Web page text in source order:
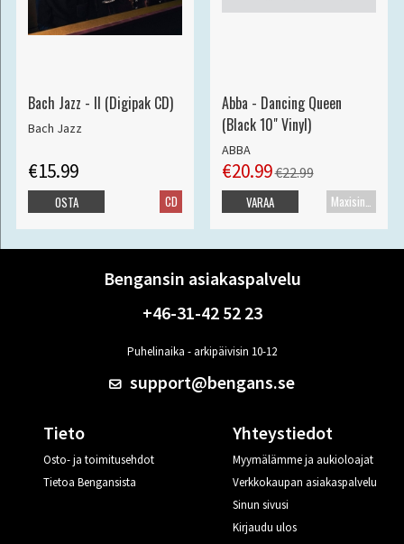
Bach Jazz - II (Digipak CD)
Bach Jazz
€15.99
CD
OSTA
Abba - Dancing Queen
(Black 10" Vinyl)
ABBA
€20.99€22.99
Maxisingle
VARAA
Bengansin asiakaspalvelu
+46-31-42 52 23
Puhelinaika - arkipäivisin 10-12
support@bengans.se
Tieto
Osto- ja toimitusehdot
Tietoa Bengansista
Yhteystiedot
Myymälämme ja aukioloajat
Verkkokaupan asiakaspalvelu
Sinun sivusi
Kirjaudu ulos